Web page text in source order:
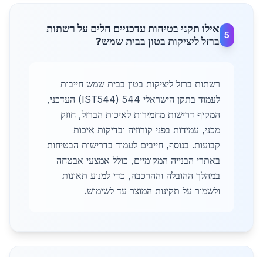
5
אילו תקני בטיחות עדכניים חלים על רשתות
ברזל ליציקות בטון בבית שמש?
רשתות ברזל ליציקות בטון בבית שמש חייבות
לעמוד בתקן הישראלי 544 (IST544) העדכני,
המקיף דרישות מחמירות לאיכות הברזל, חוזק
מכני, עמידות בפני קורוזיה ובדיקות איכות
קבועות. בנוסף, חייבים לעמוד בדרישות הבטיחות
באתרי הבנייה המקומיים, כולל אמצעי אבטחה
במהלך ההובלה וההרכבה, כדי למנוע תאונות
ולשמור על תקינות המוצר עד לשימוש.